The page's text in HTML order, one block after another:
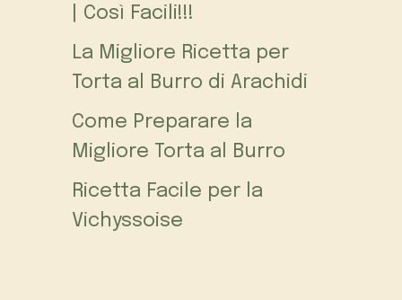
| Così Facili!!!
La Migliore Ricetta per
Torta al Burro di Arachidi
Come Preparare la
Migliore Torta al Burro
Ricetta Facile per la
Vichyssoise